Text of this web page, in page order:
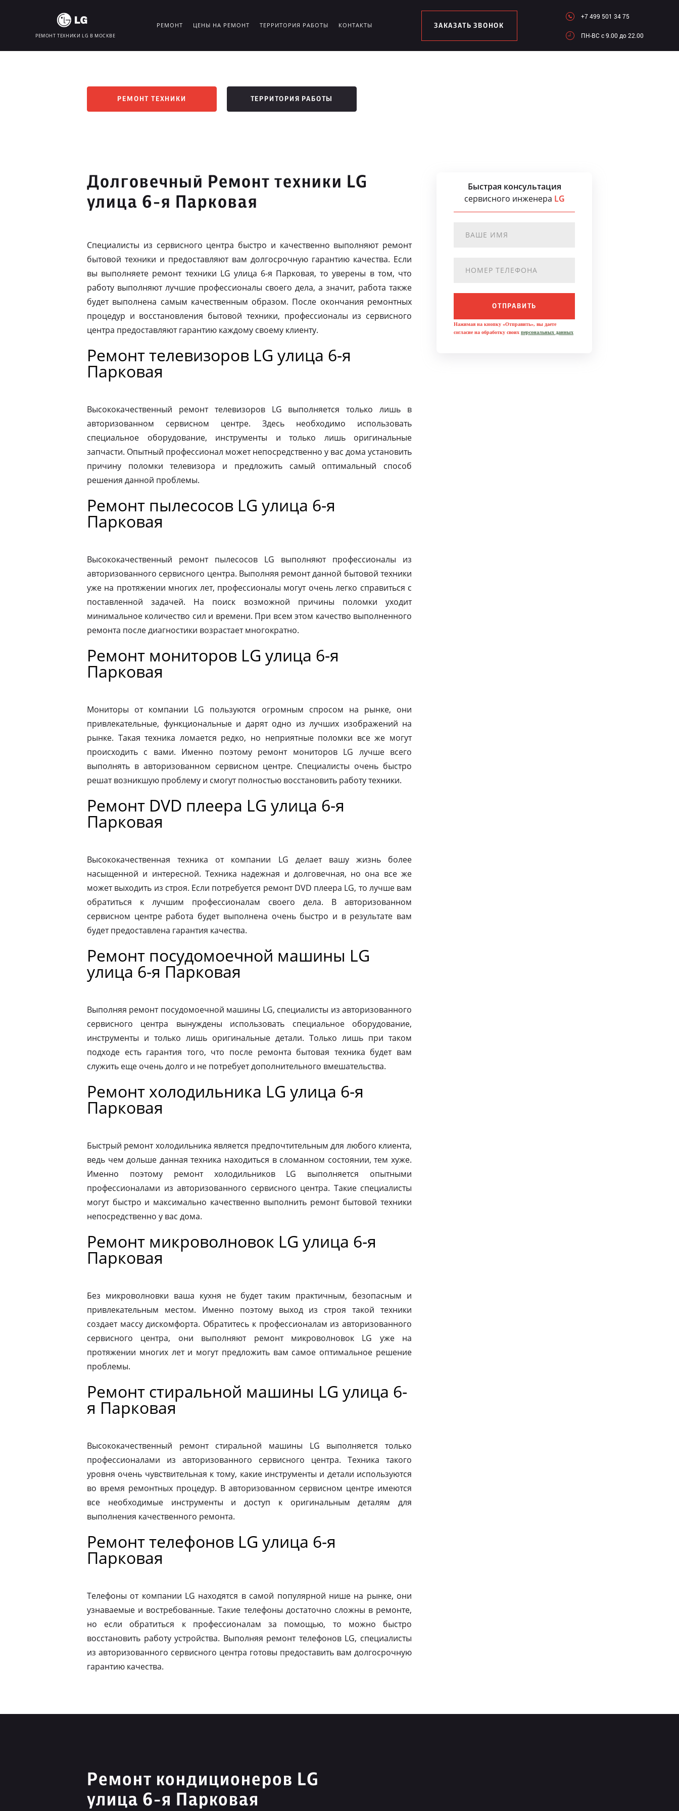
РЕМОНТ ТЕХНИКИ LG В МОСКВЕ
РЕМОНТ ЦЕНЫ НА РЕМОНТ ТЕРРИТОРИЯ РАБОТЫ КОНТАКТЫ ЗАКАЗАТЬ ЗВОНОК
+7 499 501 34 75
ПН-ВC c 9.00 до 22.00
РЕМОНТ ТЕХНИКИ ТЕРРИТОРИЯ РАБОТЫ
Долговечный Ремонт техники LG
улица 6-я Парковая
Специалисты из сервисного центра быстро и качественно выполняют ремонт
бытовой техники и предоставляют вам долгосрочную гарантию качества. Если
вы выполняете ремонт техники LG улица 6-я Парковая, то уверены в том, что
работу выполняют лучшие профессионалы своего дела, а значит, работа также
будет выполнена самым качественным образом. После окончания ремонтных
процедур и восстановления бытовой техники, профессионалы из сервисного
центра предоставляют гарантию каждому своему клиенту.
Ремонт телевизоров LG улица 6-я
Парковая
Высококачественный ремонт телевизоров LG выполняется только лишь в
авторизованном сервисном центре. Здесь необходимо использовать
специальное оборудование, инструменты и только лишь оригинальные
запчасти. Опытный профессионал может непосредственно у вас дома установить
причину поломки телевизора и предложить самый оптимальный способ
решения данной проблемы.
Ремонт пылесосов LG улица 6-я
Парковая
Высококачественный ремонт пылесосов LG выполняют профессионалы из
авторизованного сервисного центра. Выполняя ремонт данной бытовой техники
уже на протяжении многих лет, профессионалы могут очень легко справиться с
поставленной задачей. На поиск возможной причины поломки уходит
минимальное количество сил и времени. При всем этом качество выполненного
ремонта после диагностики возрастает многократно.
Ремонт мониторов LG улица 6-я
Парковая
Мониторы от компании LG пользуются огромным спросом на рынке, они
привлекательные, функциональные и дарят одно из лучших изображений на
рынке. Такая техника ломается редко, но неприятные поломки все же могут
происходить с вами. Именно поэтому ремонт мониторов LG лучше всего
выполнять в авторизованном сервисном центре. Специалисты очень быстро
решат возникшую проблему и смогут полностью восстановить работу техники.
Ремонт DVD плеера LG улица 6-я
Парковая
Высококачественная техника от компании LG делает вашу жизнь более
насыщенной и интересной. Техника надежная и долговечная, но она все же
может выходить из строя. Если потребуется ремонт DVD плеера LG, то лучше вам
обратиться к лучшим профессионалам своего дела. В авторизованном
сервисном центре работа будет выполнена очень быстро и в результате вам
будет предоставлена гарантия качества.
Ремонт посудомоечной машины LG
улица 6-я Парковая
Выполняя ремонт посудомоечной машины LG, специалисты из авторизованного
сервисного центра вынуждены использовать специальное оборудование,
инструменты и только лишь оригинальные детали. Только лишь при таком
подходе есть гарантия того, что после ремонта бытовая техника будет вам
служить еще очень долго и не потребует дополнительного вмешательства.
Ремонт холодильника LG улица 6-я
Парковая
Быстрый ремонт холодильника является предпочтительным для любого клиента,
ведь чем дольше данная техника находиться в сломанном состоянии, тем хуже.
Именно поэтому ремонт холодильников LG выполняется опытными
профессионалами из авторизованного сервисного центра. Такие специалисты
могут быстро и максимально качественно выполнить ремонт бытовой техники
непосредственно у вас дома.
Ремонт микроволновок LG улица 6-я
Парковая
Без микроволновки ваша кухня не будет таким практичным, безопасным и
привлекательным местом. Именно поэтому выход из строя такой техники
создает массу дискомфорта. Обратитесь к профессионалам из авторизованного
сервисного центра, они выполняют ремонт микроволновок LG уже на
протяжении многих лет и могут предложить вам самое оптимальное решение
проблемы.
Ремонт стиральной машины LG улица 6-
я Парковая
Высококачественный ремонт стиральной машины LG выполняется только
профессионалами из авторизованного сервисного центра. Техника такого
уровня очень чувствительная к тому, какие инструменты и детали используются
во время ремонтных процедур. В авторизованном сервисном центре имеются
все необходимые инструменты и доступ к оригинальным деталям для
выполнения качественного ремонта.
Ремонт телефонов LG улица 6-я
Парковая
Телефоны от компании LG находятся в самой популярной нише на рынке, они
узнаваемые и востребованные. Такие телефоны достаточно сложны в ремонте,
но если обратиться к профессионалам за помощью, то можно быстро
восстановить работу устройства. Выполняя ремонт телефонов LG, специалисты
из авторизованного сервисного центра готовы предоставить вам долгосрочную
гарантию качества.
Быстрая консультация
сервисного инженера LG
ОТПРАВИТЬ
Нажимая на кнопку «Отправить», вы даете
согласие на обработку своих персональных данных
Ремонт кондиционеров LG
улица 6-я Парковая